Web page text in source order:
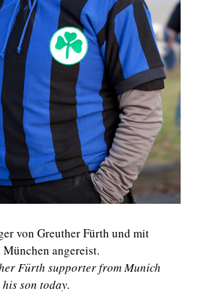
von Greuther Fürth und mit
München angereist.
Fürth supporter from Munich
son today.